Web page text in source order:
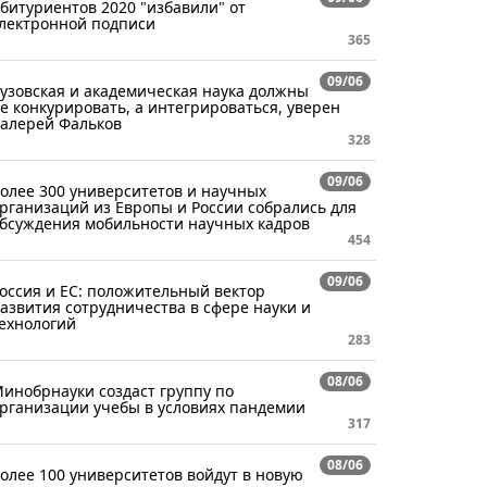
2020 "избавили" от
подписи
365
09/06
и академическая наука должны
конкурировать, а интегрироваться, уверен
Фальков
328
09/06
300 университетов и научных
из Европы и России собрались для
мобильности научных кадров
454
09/06
и ЕС: положительный вектор
сотрудничества в сфере науки и
283
08/06
создаст группу по
учебы в условиях пандемии
317
08/06
100 университетов войдут в новую